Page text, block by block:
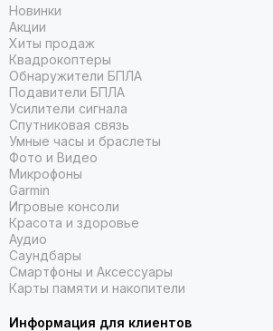
Новинки
Акции
Хиты продаж
Квадрокоптеры
Обнаружители БПЛА
Подавители БПЛА
Усилители сигнала
Спутниковая связь
Умные часы и браслеты
Фото и Видео
Микрофоны
Garmin
Игровые консоли
Красота и здоровье
Аудио
Саундбары
Смартфоны и Аксессуары
Карты памяти и накопители
Информация для клиентов